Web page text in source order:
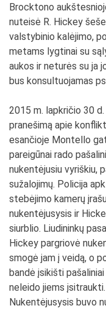
Brocktono
nuteisė R. Hickey
valstybinio kalėjimo,
metams lygtinai su
aukos ir neturės su ja
bus konsultuojamas
2015 m. lapkričio 30
pranešimą apie
esančioje Montello
pareigūnai rado
nukentėjusiu vyriškiu,
sužalojimų. Policija
stebėjimo kamerų
nukentėjusysis ir
siurblio. Liudininkų
Hickey pargriovė
smogė jam į veidą, o
bandė įsikišti
neleido jiems
Nukentėjusysis buvo